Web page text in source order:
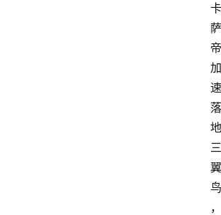
卡
萨
帝
加
速
落
地
三
翼
鸟
，